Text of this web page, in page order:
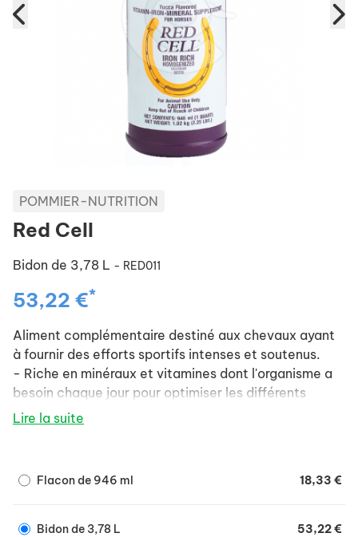
POMMIER-NUTRITION
Red Cell
Bidon de 3,78 L - RED011
53,22 €*
Aliment complémentaire destiné aux chevaux ayant
à fournir des efforts sportifs intenses et soutenus.
- Riche en minéraux et vitamines dont l'organisme a
besoin chaque jour pour optimiser les différents
métabolismes.
Lire la suite
Flacon de 946 ml 18,33 €
Bidon de 3,78 L 53,22 €